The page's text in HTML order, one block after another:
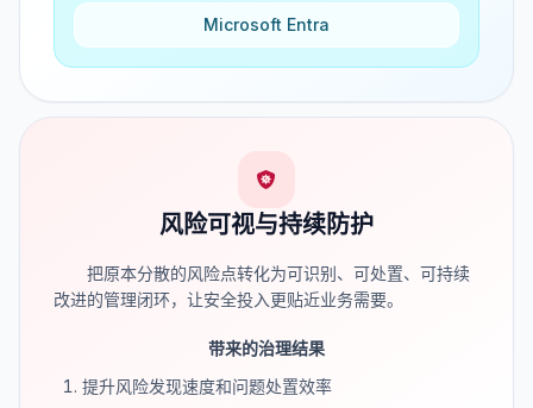
Microsoft Entra
风险可视与持续防护
把原本分散的风险点转化为可识别、可处置、可持续
改进的管理闭环，让安全投入更贴近业务需要。
带来的治理结果
提升风险发现速度和问题处置效率